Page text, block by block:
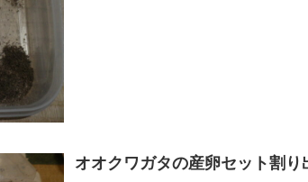
オオクワガタの産卵セット割り